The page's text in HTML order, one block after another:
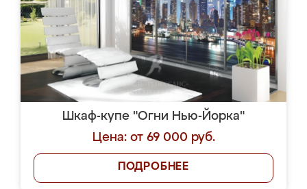
Шкаф-купе "Огни Нью-Йорка"
Цена: от 69 000 руб.
ПОДРОБНЕЕ